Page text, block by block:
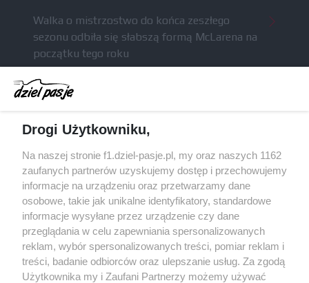
Walka o mistrzostwo do końca zeszłego
sezonu odbiła się słabszą formą McLarena na
początku tego roku
McCullough całkowicie opuści Astona Martina i
ma trafić do Red Bulla (akt.)
zeszłego sezonu
Obecne silniki muszą polegać na uczących się
algorytmach?
Honda uświadomiła sobie skalę problemów z
silnikiem dopiero w styczniu
Polityka prywatności © 2004 - 2026 GPmedia
Serwis internetowy, z którego korzystasz, używa plików
Drogi Użytkowniku,
Na naszej stronie f1.dziel-pasje.pl, my oraz naszych 1162
zaufanych partnerów uzyskujemy dostęp i przechowujemy
informacje na urządzeniu oraz przetwarzamy dane
osobowe, takie jak unikalne identyfikatory, standardowe
informacje wysyłane przez urządzenie czy dane
przeglądania w celu zapewniania spersonalizowanych
reklam, wybór spersonalizowanych treści, pomiar reklam i
treści, badanie odbiorców oraz ulepszanie usług. Za zgodą
Użytkownika my i Zaufani Partnerzy możemy używać